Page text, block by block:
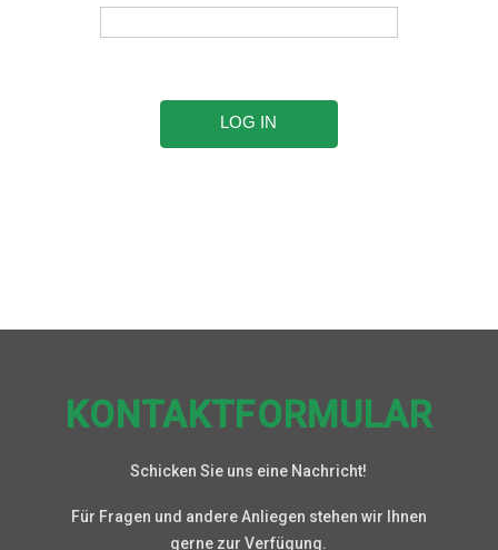
KONTAKTFORMULAR
Schicken Sie uns eine Nachricht!
Für Fragen und andere Anliegen stehen wir Ihnen
gerne zur Verfügung.